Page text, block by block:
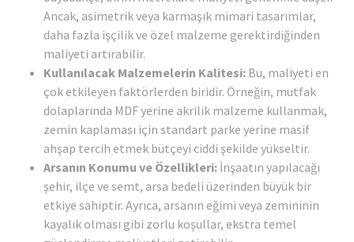
Ancak, asimetrik veya karmaşık mimari tasarımlar,
daha fazla işçilik ve özel malzeme gerektirdiğinden
maliyeti artırabilir.
Kullanılacak Malzemelerin Kalitesi: Bu, maliyeti en
çok etkileyen faktörlerden biridir. Örneğin, mutfak
dolaplarında MDF yerine akrilik malzeme kullanmak,
zemin kaplaması için standart parke yerine masif
ahşap tercih etmek bütçeyi ciddi şekilde yükseltir.
Arsanın Konumu ve Özellikleri: İnşaatın yapılacağı
şehir, ilçe ve semt, arsa bedeli üzerinden büyük bir
etkiye sahiptir. Ayrıca, arsanın eğimi veya zemininin
kayalık olması gibi zorlu koşullar, ekstra temel